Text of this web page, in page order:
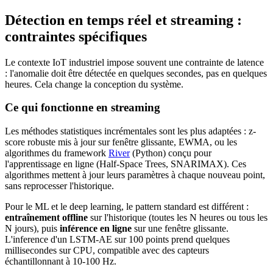
Détection en temps réel et streaming :
contraintes spécifiques
Le contexte IoT industriel impose souvent une contrainte de latence
: l'anomalie doit être détectée en quelques secondes, pas en quelques
heures. Cela change la conception du système.
Ce qui fonctionne en streaming
Les méthodes statistiques incrémentales sont les plus adaptées : z-
score robuste mis à jour sur fenêtre glissante, EWMA, ou les
algorithmes du framework River(Python) conçu pour
l'apprentissage en ligne (Half-Space Trees, SNARIMAX). Ces
algorithmes mettent à jour leurs paramètres à chaque nouveau point,
sans reprocesser l'historique.
Pour le ML et le deep learning, le pattern standard est différent :
entraînement offline sur l'historique (toutes les N heures ou tous les
N jours), puis inférence en ligne sur une fenêtre glissante.
L'inference d'un LSTM-AE sur 100 points prend quelques
millisecondes sur CPU, compatible avec des capteurs
échantillonnant à 10-100 Hz.